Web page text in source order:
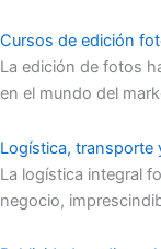
Cursos de edición
La edición de fotos
en el mundo del
Logística, transporte
La logística integral
negocio,